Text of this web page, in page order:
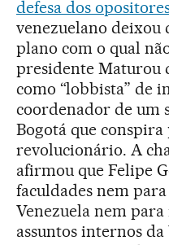
defesa dos
venezuelano deixou
plano com o qual
presidente Maturou
como “lobbista” de
coordenador de um
Bogotá que
revolucionário. A
afirmou que Felipe
faculdades nem
Venezuela nem
assuntos internos